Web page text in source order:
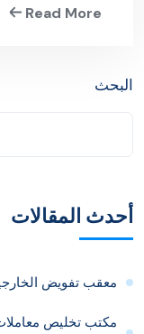
Read More
البحث
أحدث المقالات
معقب تفويض
مكتب تخليص